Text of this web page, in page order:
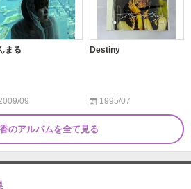
まる
09
Destiny
1995/07
のアルバムを全て見る